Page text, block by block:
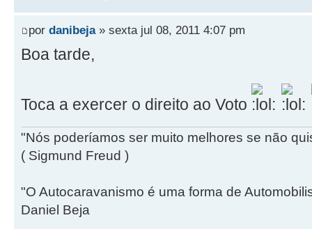
por danibeja» sexta jul 08, 2011 4:07 pm
Boa tarde,
Toca a exercer o direito ao Voto
"Nós poderíamos ser muito melhores se não
( Sigmund Freud )
"O Autocaravanismo é uma forma de
Daniel Beja